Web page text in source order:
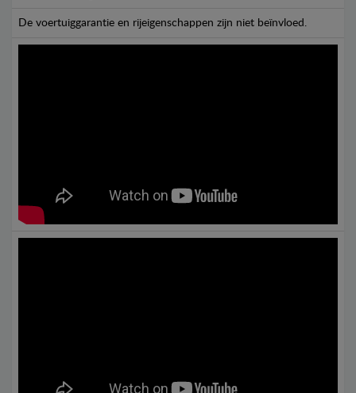
De voertuiggarantie en rijeigenschappen zijn niet beïnvloed.